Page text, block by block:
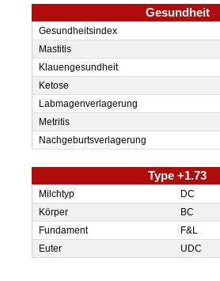
Gesundheit
Gesund­heits­index
Mastitis
Klauen­gesund­heit
Ketose
Labmagenverlagerung
Metritis
Nachgeburtsverlagerung
Type +1.73
Milch­typ DC
Körper
BC
Funda­ment
F&L
Euter
UDC